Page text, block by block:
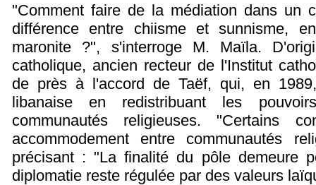
"Comment faire de la médiation dans un
différence entre chiisme et sunnisme,
maronite ?", s'interroge M. Maïla.
catholique, ancien recteur de l'Institut
de près à l'accord de Taëf, qui, en
libanaise en redistribuant les
communautés religieuses. "Certains
accommodement entre communautés
précisant : "La finalité du pôle demeure
diplomatie reste régulée par des valeurs